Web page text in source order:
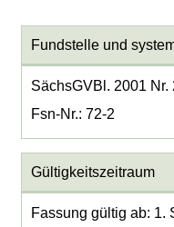
Fundstelle und
SächsGVBl. 2001 Nr.
Fsn-Nr.: 72-2
Gültigkeitszeitraum
Fassung gültig ab: 1.